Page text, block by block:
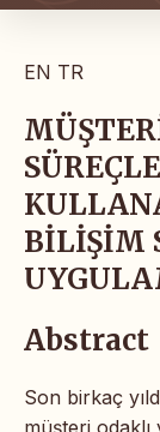
EN TR
BİLİŞİM
Abstract
Son birkaç
müşteri odaklı